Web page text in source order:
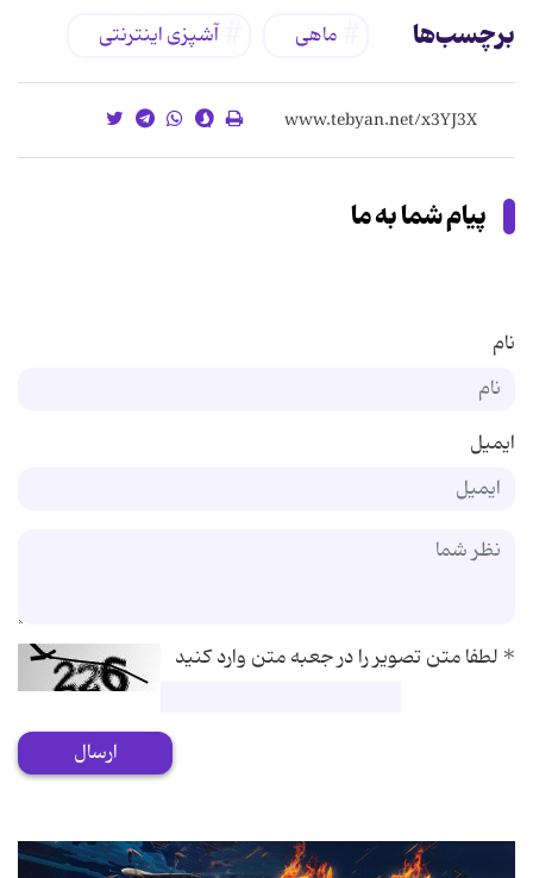
برچسب‌ها ماهی آشپزی اینترنتی
پیام شما به ما
نام
ایمیل
*لطفا متن تصویر را در جعبه متن وارد کنید
ارسال